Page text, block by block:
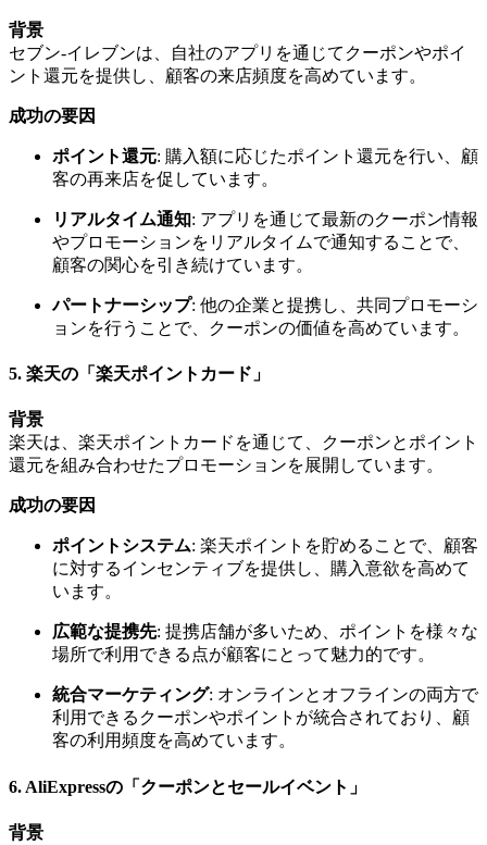
背景
セブン-イレブンは、自社のアプリを通じてクーポンやポイ
ント還元を提供し、顧客の来店頻度を高めています。
成功の要因
ポイント還元: 購入額に応じたポイント還元を行い、顧
客の再来店を促しています。
リアルタイム通知: アプリを通じて最新のクーポン情報
やプロモーションをリアルタイムで通知することで、
顧客の関心を引き続けています。
パートナーシップ: 他の企業と提携し、共同プロモーシ
ョンを行うことで、クーポンの価値を高めています。
5. 楽天の「楽天ポイントカード」
背景
楽天は、楽天ポイントカードを通じて、クーポンとポイント
還元を組み合わせたプロモーションを展開しています。
成功の要因
ポイントシステム: 楽天ポイントを貯めることで、顧客
に対するインセンティブを提供し、購入意欲を高めて
います。
広範な提携先: 提携店舗が多いため、ポイントを様々な
場所で利用できる点が顧客にとって魅力的です。
統合マーケティング: オンラインとオフラインの両方で
利用できるクーポンやポイントが統合されており、顧
客の利用頻度を高めています。
6. AliExpressの「クーポンとセールイベント」
背景